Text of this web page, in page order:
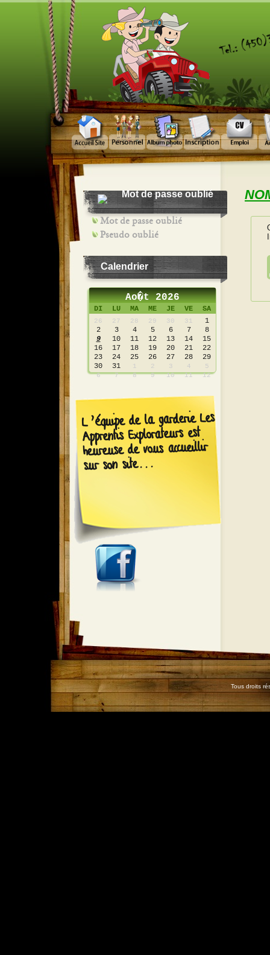
Mot de passe oublié
Mot de passe oublié
Pseudo oublié
Calendrier
Ao�t 2026
DI LU MA ME JE VE SA
26 27 28 29 30 31
1
2
3 4 5 6 7
8
9
10 11 12 13 14
15
16
17 18 19 20 21
22
23
24 25 26 27 28
29
30
31 1 2 3 4
5
6
7 8 9 10 11 12
L’équipe de la garderie Les
Apprentis Explorateurs est
heureuse de vous accueillir
sur son site...
Tous droits